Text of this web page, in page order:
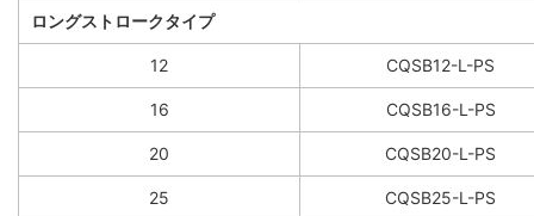
ロングストロークタイプ
12 CQSB12-L-PS
16 CQSB16-L-PS
20 CQSB20-L-PS
25 CQSB25-L-PS